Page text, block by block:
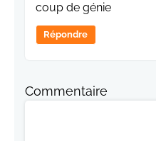
coup de génie
Répondre
Commentaire